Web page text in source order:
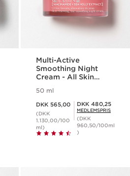
Multi-Active
Smoothing Night
Cream - All Skin
50 ml
DKK 565,00
(DKK
1.130,00/100
ml)
Medlemspris DKK 480,25
DKK 480,25
MEDLEMSPRIS
(DKK
960,50/100ml
)